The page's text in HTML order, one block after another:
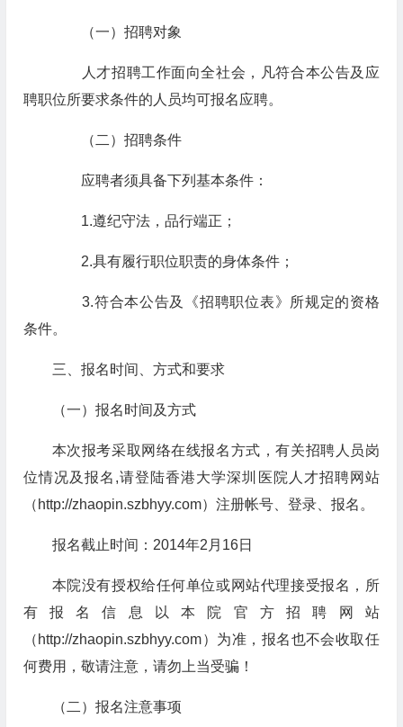
（一）招聘对象
人才招聘工作面向全社会，凡符合本公告及应
聘职位所要求条件的人员均可报名应聘。
（二）招聘条件
应聘者须具备下列基本条件：
1.遵纪守法，品行端正；
2.具有履行职位职责的身体条件；
3.符合本公告及《招聘职位表》所规定的资格
条件。
三、报名时间、方式和要求
（一）报名时间及方式
本次报考采取网络在线报名方式，有关招聘人员岗
位情况及报名,请登陆香港大学深圳医院人才招聘网站
（http://zhaopin.szbhyy.com）注册帐号、登录、报名。
报名截止时间：2014年2月16日
本院没有授权给任何单位或网站代理接受报名，所
有报名信息以本院官方招聘网站
（http://zhaopin.szbhyy.com）为准，报名也不会收取任
何费用，敬请注意，请勿上当受骗！
（二）报名注意事项